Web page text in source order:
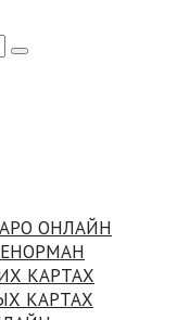
ОНЛАЙН
КАРТАХ
КАРТАХ